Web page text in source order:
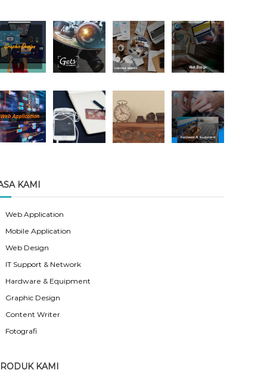
KAMI
Web Application
Mobile Application
Web Design
IT Support & Network
Hardware & Equipment
Graphic Design
Content Writer
Fotografi
KAMI